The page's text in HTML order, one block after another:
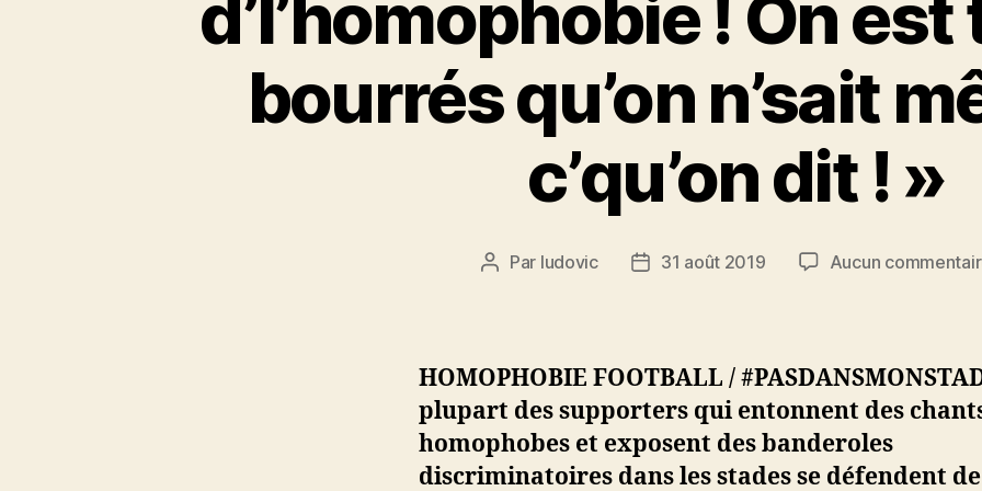
d’l’homophobie ! On
bourrés qu’on n’sait
c’qu’on dit ! »
Auteur
Par ludovic
Date31 août 2019 Aucun
HOMOPHOBIE FOOTBALL /
plupart des supporters qui entonnent des
homophobes et exposent des banderoles
discriminatoires dans les stades se défendent